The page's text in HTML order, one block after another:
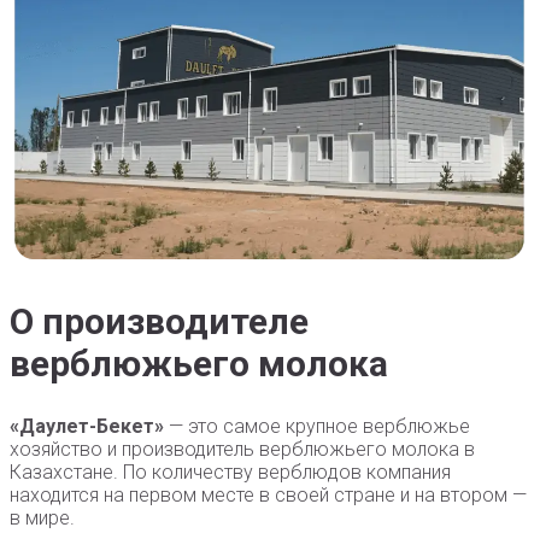
О производителе
верблюжьего молока
«Даулет-Бекет» — это самое крупное верблюжье
хозяйство и производитель верблюжьего молока в
Казахстане. По количеству верблюдов компания
находится на первом месте в своей стране и на втором —
в мире.